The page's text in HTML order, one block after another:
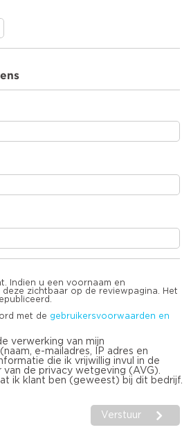
Indien u een voornaam en
zichtbaar op de reviewpagina. Het
met de gebruikersvoorwaarden en
verwerking van mijn
e-mailadres, IP adres en
die ik vrijwillig invul in de
de privacy wetgeving (AVG).
ik klant ben (geweest) bij dit bedrijf.
Verstuur